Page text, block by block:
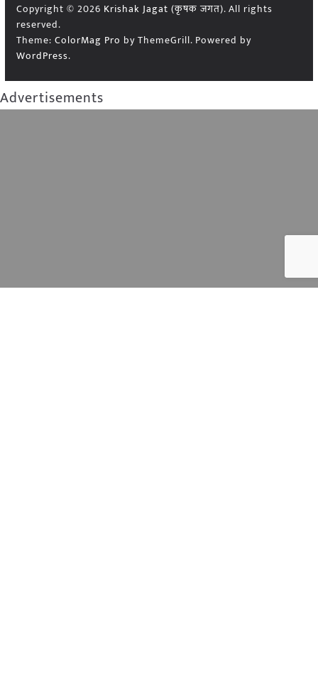
Copyright © 2026 Krishak Jagat (कृषक जगत). All rights
reserved.
Theme: ColorMag Pro by ThemeGrill. Powered by
WordPress.
Advertisements